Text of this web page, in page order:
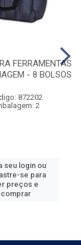
FERRAMENTAS
- 8 BOLSOS
872202
2
seu login ou
se para
preços e
comprar